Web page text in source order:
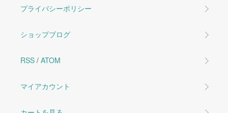
プライバシーポリシー
ショップブログ
RSS / ATOM
マイアカウント